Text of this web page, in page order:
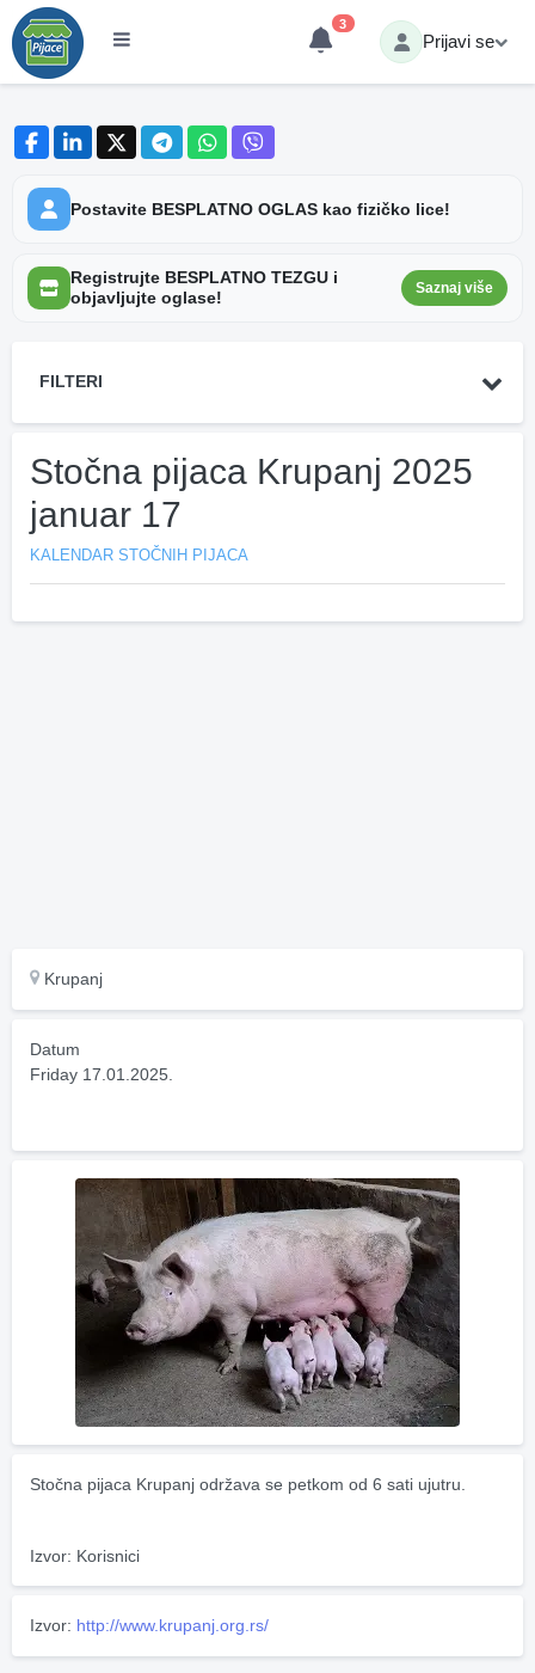
3
Prijavi se
Postavite BESPLATNO OGLAS kao fizičko lice!
Registrujte BESPLATNO TEZGU i
objavljujte oglase!
Saznaj više
FILTERI
Stočna pijaca Krupanj 2025
januar 17
KALENDAR STOČNIH PIJACA
Krupanj
Datum
Friday 17.01.2025.
Stočna pijaca Krupanj održava se petkom od 6 sati ujutru.
Izvor: Korisnici
Izvor: http://www.krupanj.org.rs/